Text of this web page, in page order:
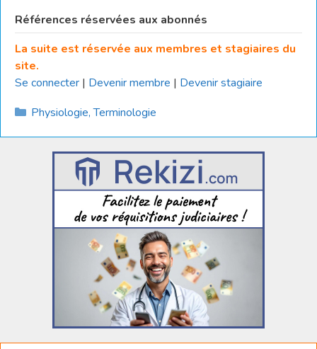
Références réservées aux abonnés
La suite est réservée aux membres et stagiaires du
site.
Se connecter | Devenir membre | Devenir stagiaire
Catégories
Physiologie,Terminologie